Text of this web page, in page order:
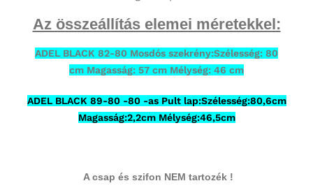
Az összeállítás elemei méretekkel:
ADEL BLACK 82-80 Mosdós szekrény:Szélesség: 80
cm Magasság: 57 cm Mélység: 46 cm
ADEL BLACK 89-80 -80 -as Pult lap:Szélesség:80,6cm
Magasság:2,2cm Mélység:46,5cm
A csap és szifon NEM tartozék !